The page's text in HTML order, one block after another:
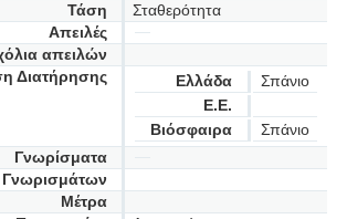
Τάση
Σταθερότητα
Απειλές
απειλών
Διατήρησης
Ελλάδα
Σπάνιο
Ε.Ε.
Βιόσφαιρα
Σπάνιο
Γνωρίσματα
Γνωρισμάτων
Μέτρα